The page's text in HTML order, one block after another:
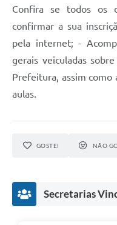
Confira se todos os
confirmar a sua
pela internet; -
gerais veiculadas
Prefeitura, assim como
aulas.
GOSTEI NÃO
Secretarias